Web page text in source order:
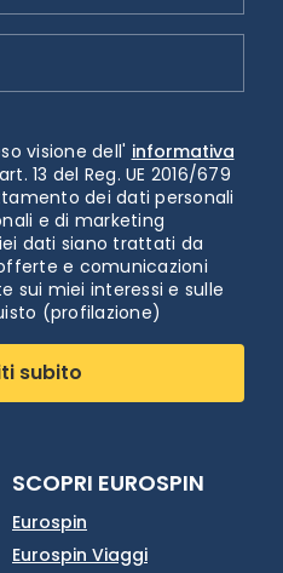
visione dell' informativa
13 del Reg. UE 2016/679
dei dati personali
e di marketing
dati siano trattati da
e comunicazioni
sui miei interessi e sulle
(profilazione)
subito
SCOPRI EUROSPIN
Eurospin
Eurospin Viaggi